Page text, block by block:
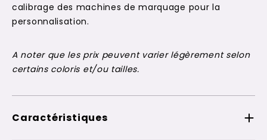
calibrage des machines de marquage pour la
personnalisation.
A noter que les prix peuvent varier légèrement selon
certains coloris et/ou tailles.
Caractéristiques